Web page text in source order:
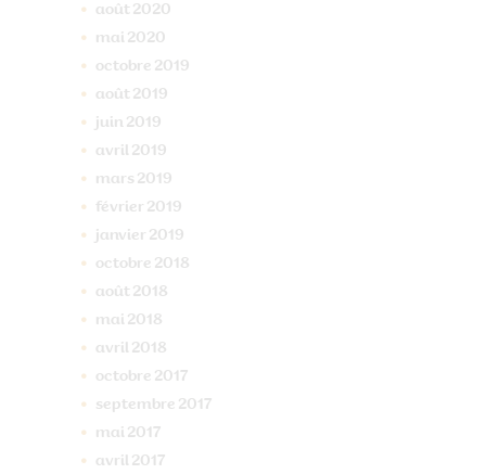
août 2020
mai 2020
octobre 2019
août 2019
juin 2019
avril 2019
mars 2019
février 2019
janvier 2019
octobre 2018
août 2018
mai 2018
avril 2018
octobre 2017
septembre 2017
mai 2017
avril 2017